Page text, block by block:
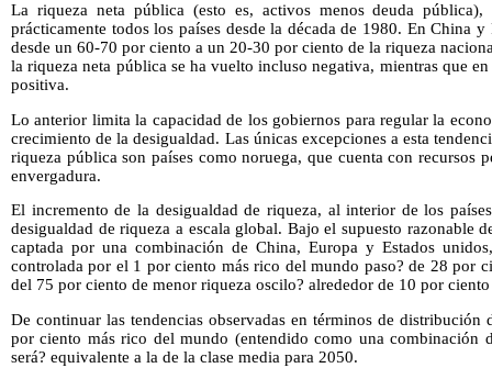
La riqueza neta pública (esto es, activos menos deuda
prácticamente todos los países desde la década de 1980. En China
desde un 60-70 por ciento a un 20-30 por ciento de la riqueza
la riqueza neta pública se ha vuelto incluso negativa, mientras que
positiva.
Lo anterior limita la capacidad de los gobiernos para regular la
crecimiento de la desigualdad. Las únicas excepciones a esta
riqueza pública son países como noruega, que cuenta con recursos
envergadura.
El incremento de la desigualdad de riqueza, al interior de los
desigualdad de riqueza a escala global. Bajo el supuesto razonable
captada por una combinación de China, Europa y Estados
controlada por el 1 por ciento más rico del mundo paso? de 28 por
del 75 por ciento de menor riqueza oscilo? alrededor de 10 por
De continuar las tendencias observadas en términos de
por ciento más rico del mundo (entendido como una combinación
será? equivalente a la de la clase media para 2050.